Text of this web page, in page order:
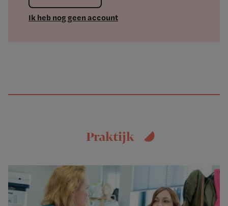
Ik heb nog geen account
Praktijk